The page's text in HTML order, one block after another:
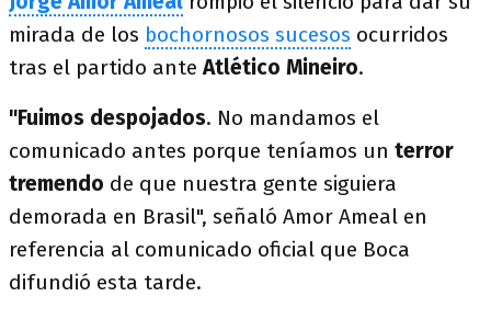
mirada de los bochornosos sucesos ocurridos
tras el partido anteAtlético Mineiro.
"Fuimos despojados. No mandamos el
comunicado antes porque teníamos un terror
tremendo de que nuestra gente siguiera
demorada en Brasil", señaló Amor Ameal en
referencia al comunicado oficial que Boca
difundió esta tarde.